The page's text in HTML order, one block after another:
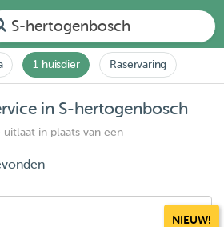
S-hertogenbosch
1 huisdier Raservaring
in S-hertogenbosch
in plaats van een
NIEUW!